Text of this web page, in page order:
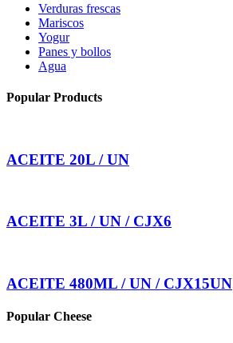
Verduras frescas
Mariscos
Yogur
Panes y bollos
Agua
Popular Products
ACEITE 20L / UN
ACEITE 3L / UN / CJX6
ACEITE 480ML / UN / CJX15UN
Popular Cheese